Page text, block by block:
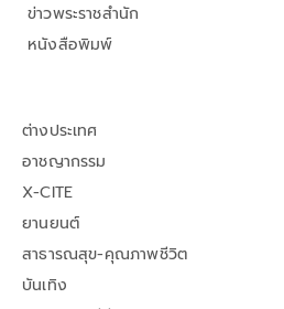
ข่าวพระราชสำนัก
หนังสือพิมพ์
ต่างประเทศ
อาชญากรรม
X-CITE
ยานยนต์
สาธารณสุข-คุณภาพชีวิต
บันเทิง